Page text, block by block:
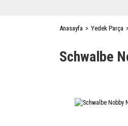
Anasayfa Yedek Parça
Schwalbe